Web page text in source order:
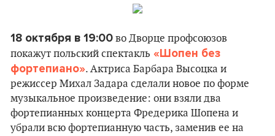
18 октября в 19:00 во Дворце профсоюзов
покажут польский спектакль «Шопен без
фортепиано». Актриса Барбара Высоцка и
режиссер Михал Задара сделали новое по форме
музыкальное произведение: они взяли два
фортепианных концерта Фредерика Шопена и
убрали всю фортепианную часть, заменив ее на